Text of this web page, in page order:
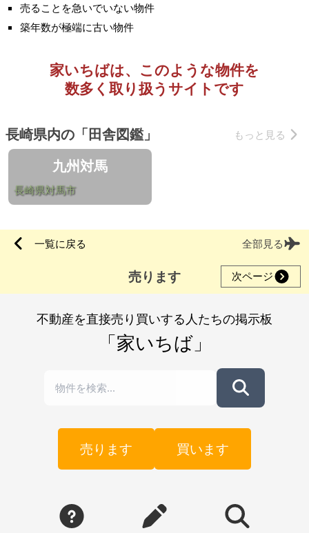
売ることを急いでいない物件
築年数が極端に古い物件
家いちばは、このような物件を
数多く取り扱うサイトです
長崎県内の「田舎図鑑」 もっと見る
九州対馬
長崎県対馬市
一覧に戻る 全部見る
売ります 次ページ
不動産を直接売り買いする人たちの掲示板
「家いちば」
売ります 買います